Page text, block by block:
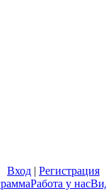
Вход | Регистрация
Работа у нас